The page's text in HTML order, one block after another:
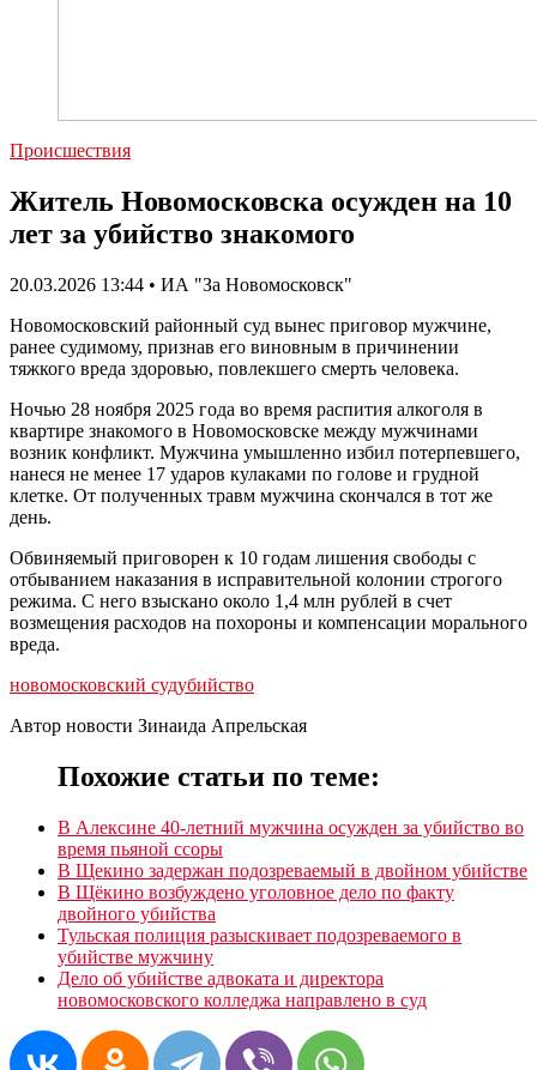
Происшествия
Житель Новомосковска осужден на 10
лет за убийство знакомого
20.03.2026 13:44 • ИА "За Новомосковск"
Новомосковский районный суд вынес приговор мужчине,
ранее судимому, признав его виновным в причинении
тяжкого вреда здоровью, повлекшего смерть человека.
Ночью 28 ноября 2025 года во время распития алкоголя в
квартире знакомого в Новомосковске между мужчинами
возник конфликт. Мужчина умышленно избил потерпевшего,
нанеся не менее 17 ударов кулаками по голове и грудной
клетке. От полученных травм мужчина скончался в тот же
день.
Обвиняемый приговорен к 10 годам лишения свободы с
отбыванием наказания в исправительной колонии строгого
режима. С него взыскано около 1,4 млн рублей в счет
возмещения расходов на похороны и компенсации морального
вреда.
новомосковский судубийство
Автор новости Зинаида Апрельская
Похожие статьи по теме:
В Алексине 40-летний мужчина осужден за убийство во
время пьяной ссоры
В Щекино задержан подозреваемый в двойном убийстве
В Щёкино возбуждено уголовное дело по факту
двойного убийства
Тульская полиция разыскивает подозреваемого в
убийстве мужчину
Дело об убийстве адвоката и директора
новомосковского колледжа направлено в суд